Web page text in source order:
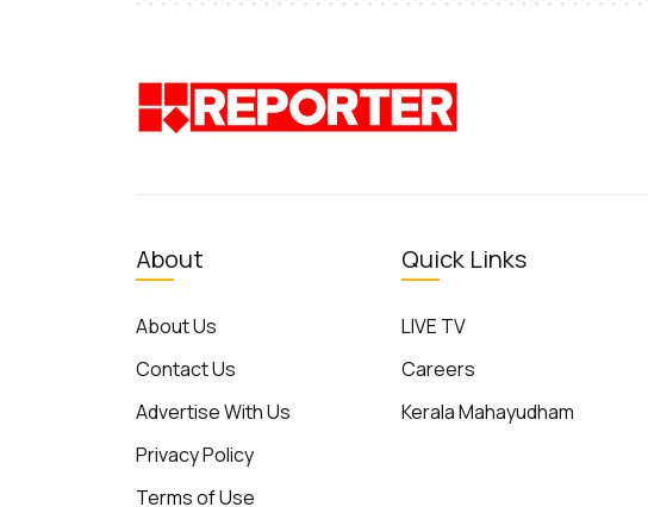
About
About Us
Contact Us
Advertise With Us
Privacy Policy
Terms of Use
Quick Links
LIVE TV
Careers
Kerala Mahayudham